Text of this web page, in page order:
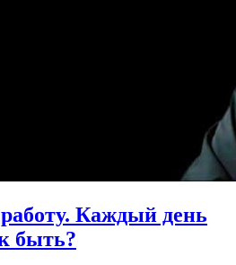
Каждый день
быть?